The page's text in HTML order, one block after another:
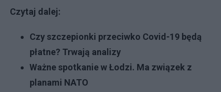
Czytaj dalej:
Czy szczepionki przeciwko Covid-19 będą
płatne? Trwają analizy
Ważne spotkanie w Łodzi. Ma związek z
planami NATO